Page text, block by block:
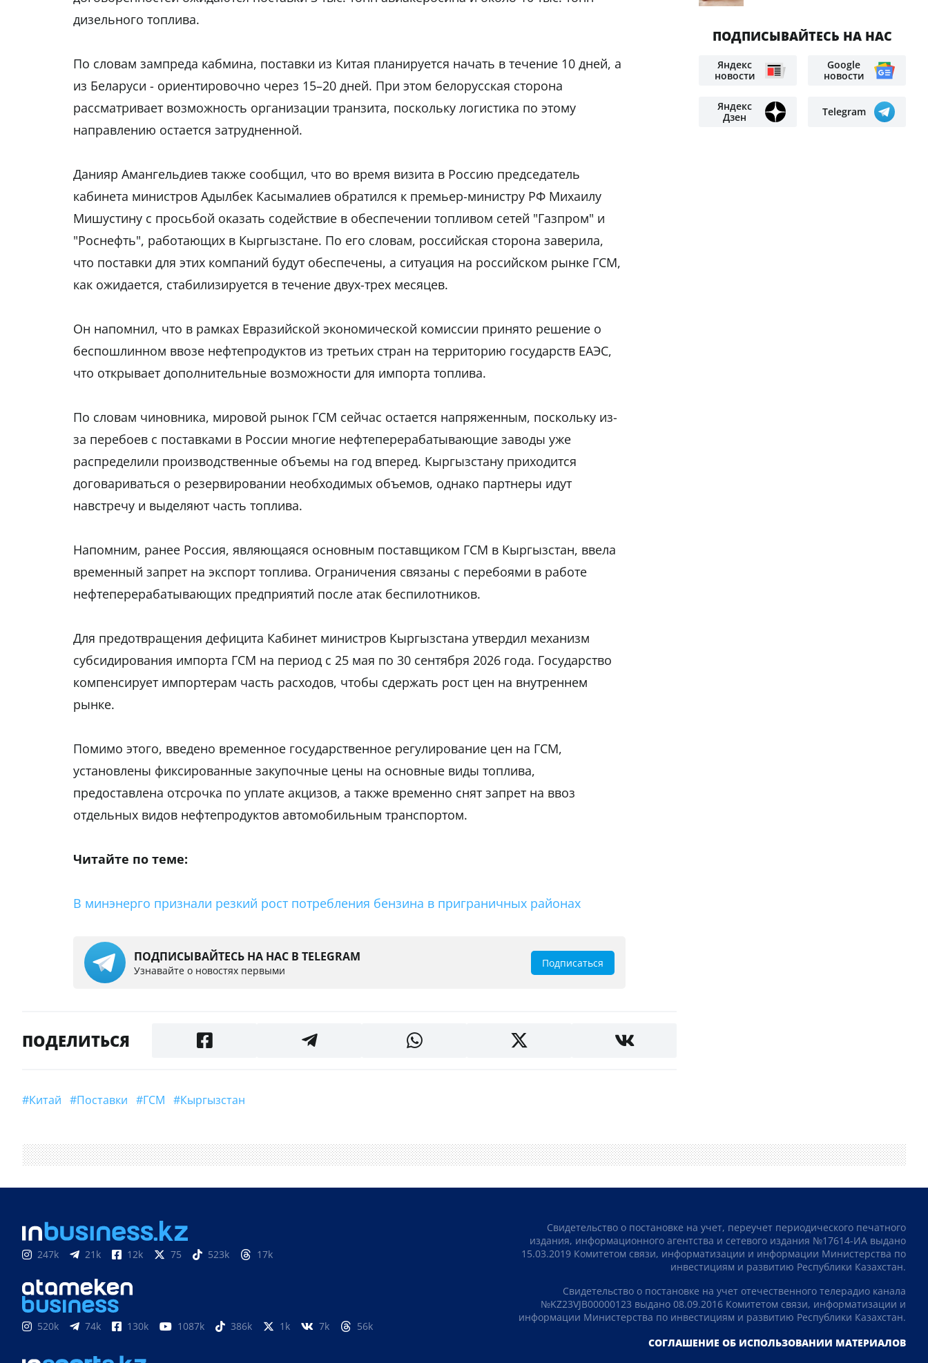
дизельного топлива.
По словам зампреда кабмина, поставки из Китая планируется начать в течение 10 дней, а
из Беларуси - ориентировочно через 15–20 дней. При этом белорусская сторона
рассматривает возможность организации транзита, поскольку логистика по этому
направлению остается затрудненной.
Данияр Амангельдиев также сообщил, что во время визита в Россию председатель
кабинета министров Адылбек Касымалиев обратился к премьер-министру РФ Михаилу
Мишустину с просьбой оказать содействие в обеспечении топливом сетей "Газпром" и
"Роснефть", работающих в Кыргызстане. По его словам, российская сторона заверила,
что поставки для этих компаний будут обеспечены, а ситуация на российском рынке ГСМ,
как ожидается, стабилизируется в течение двух-трех месяцев.
Он напомнил, что в рамках Евразийской экономической комиссии принято решение о
беспошлинном ввозе нефтепродуктов из третьих стран на территорию государств ЕАЭС,
что открывает дополнительные возможности для импорта топлива.
По словам чиновника, мировой рынок ГСМ сейчас остается напряженным, поскольку из-
за перебоев с поставками в России многие нефтеперерабатывающие заводы уже
распределили производственные объемы на год вперед. Кыргызстану приходится
договариваться о резервировании необходимых объемов, однако партнеры идут
навстречу и выделяют часть топлива.
Напомним, ранее Россия, являющаяся основным поставщиком ГСМ в Кыргызстан, ввела
временный запрет на экспорт топлива. Ограничения связаны с перебоями в работе
нефтеперерабатывающих предприятий после атак беспилотников.
Для предотвращения дефицита Кабинет министров Кыргызстана утвердил механизм
субсидирования импорта ГСМ на период с 25 мая по 30 сентября 2026 года. Государство
компенсирует импортерам часть расходов, чтобы сдержать рост цен на внутреннем
рынке.
Помимо этого, введено временное государственное регулирование цен на ГСМ,
установлены фиксированные закупочные цены на основные виды топлива,
предоставлена отсрочка по уплате акцизов, а также временно снят запрет на ввоз
отдельных видов нефтепродуктов автомобильным транспортом.
Читайте по теме:
В минэнерго признали резкий рост потребления бензина в приграничных районах
ПОДПИСЫВАЙТЕСЬ НА НАС В TELEGRAM
Узнавайте о новостях первыми
Подписаться
ПОДЕЛИТЬСЯ
#Китай #поставки #ГСМ #Кыргызстан
ПОДПИСЫВАЙТЕСЬ НА НАС
Яндекс
новости
Google
новости
Яндекс
Дзен
Telegram
247k 21k 12k 75 523k 17k
520k 74k 130k 1087k 386k 1k 7k 56k
Свидетельство о постановке на учет, переучет периодического печатного
издания, информационного агентства и сетевого издания №17614-ИА выдано
15.03.2019 Комитетом связи, информатизации и информации Министерства по
инвестициям и развитию Республики Казахстан.
Свидетельство о постановке на учет отечественного телерадио канала
№KZ23VJB00000123 выдано 08.09.2016 Комитетом связи, информатизации и
информации Министерства по инвестициям и развитию Республики Казахстан.
СОГЛАШЕНИЕ ОБ ИСПОЛЬЗОВАНИИ МАТЕРИАЛОВ